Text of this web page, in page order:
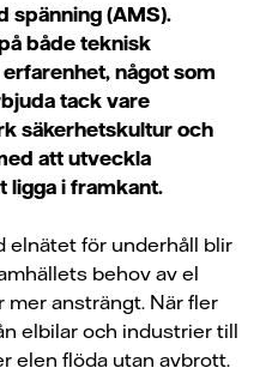
spänning (AMS).
både teknisk
något som
tack vare
säkerhetskultur och
att utveckla
ligga i framkant.
elnätet för underhåll blir
behov av el
ansträngt. När fler
elbilar och industrier till
elen flöda utan avbrott.